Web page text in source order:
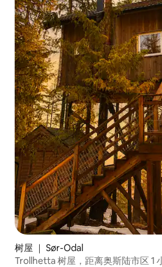
树屋 ｜ Sør-Odal
Trollhetta 树屋，距离奥斯陆市区 1